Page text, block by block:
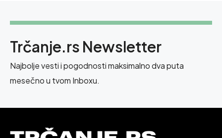
Trčanje.rs Newsletter
Najbolje vesti i pogodnosti maksimalno dva puta
mesečno u tvom Inboxu.